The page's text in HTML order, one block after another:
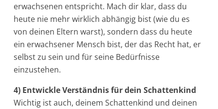
erwachsenen entspricht. Mach dir klar, dass du
heute nie mehr wirklich abhängig bist (wie du es
von deinen Eltern warst), sondern dass du heute
ein erwachsener Mensch bist, der das Recht hat, er
selbst zu sein und für seine Bedürfnisse
einzustehen.
4) Entwickle Verständnis für dein Schattenkind
Wichtig ist auch, deinem Schattenkind und deinen